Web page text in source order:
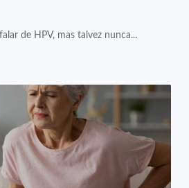
de HPV, mas talvez nunca...